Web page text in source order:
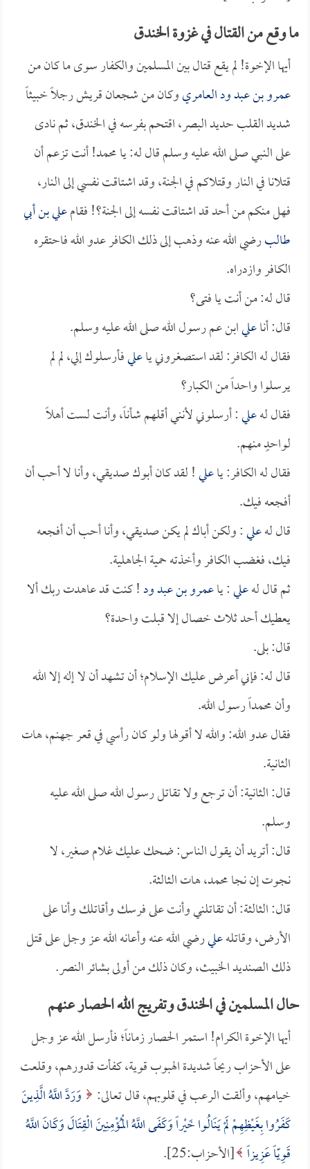
ما وقع من القتال في غزوة الخندق
أيها الإخوة! لم يقع قتال بين المسلمين والكفار سوى ما كان من
عمرو بن عبد ود العامريوكان من شجعان قريش رجلاً خبيثاً
شديد القلب حديد البصر، اقتحم بفرسه في الخندق، ثم نادى
على النبي صلى الله عليه وسلم قال له: يا محمد! أنت تزعم أن
قتلانا في النار وقتلاكم في الجنة، وقد اشتاقت نفسي إلى النار،
فهل منكم من أحد قد اشتاقت نفسه إلى الجنة؟! فقامعلي بن أبي
طالبرضي الله عنه وذهب إلى ذلك الكافر عدو الله فاحتقره
الكافر وازدراه.
قال له: من أنت يا فتى؟
قال: أناعليابن عم رسول الله صلى الله عليه وسلم.
فقال له الكافر: لقد استصغروني ياعليفأرسلوك إلي، لم لم
يرسلوا واحداً من الكبار؟
فقال لهعلي: أرسلوني لأنني أقلهم شأناً، وأنت لست أهلاً
لواحدٍ منهم.
فقال له الكافر: ياعلي! لقد كان أبوك صديقي، وأنا لا أحب أن
أفجعه فيك.
قال لهعلي: ولكن أباك لم يكن صديقي، وأنا أحب أن أفجعه
فيك، فغضب الكافر وأخذته حمية الجاهلية.
ثم قال لهعلي: ياعمرو بن عبد ود! كنت قد عاهدت ربك ألا
يعطيك أحد ثلاث خصال إلا قبلت واحدة؟
قال: بلى.
قال له: فإني أعرض عليك الإسلام؛ أن تشهد أن لا إله إلا الله
وأن محمداً رسول الله.
فقال عدو الله: والله لا أقولها ولو كان رأسي في قعر جهنم، هات
الثانية.
قال: الثانية: أن ترجع ولا تقاتل رسول الله صلى الله عليه
وسلم.
قال: أتريد أن يقول الناس: ضحك عليك غلام صغير، لا
نجوت إن نجا محمد، هات الثالثة.
قال: الثالثة: أن تقاتلني وأنت على فرسك وأقاتلك وأنا على
الأرض، وقاتلهعليرضي الله عنه وأعانه الله عز وجل على قتل
ذلك الصنديد الخبيث، وكان ذلك من أولى بشائر النصر.
حال المسلمين في الخندق وتفريج الله الحصار عنهم
أيها الإخوة الكرام! استمر الحصار زماناً؛ فأرسل الله عز وجل
على الأحزاب ريحاً شديدة الهبوب قوية، كفأت قدورهم، وقلعت
خيامهم، وألقت الرعب في قلوبهم، قال تعالى:
وَرَدَّ اللَّهُ الَّذِينَ
كَفَرُوا بِغَيْظِهِمْ لَمْ يَنَالُوا خَيْراً وَكَفَى اللَّهُ الْمُؤْمِنِينَ الْقِتَالَ وَكَانَ اللَّهُ
قَوِيّاً عَزِيزاً [الأحزاب:25].